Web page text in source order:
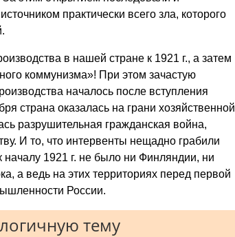
практически всего зла, которого
в нашей стране к 1921 г., а затем
коммунизма»! При этом зачастую
началось после вступления
стра­на оказалась на грани хозяйственной
разрушительная гражданская война,
И то, что интервенты нещадно грабили
началу 1921 г. не было ни Финляндии, ни
а ведь на этих территориях перед первой
России.
тему